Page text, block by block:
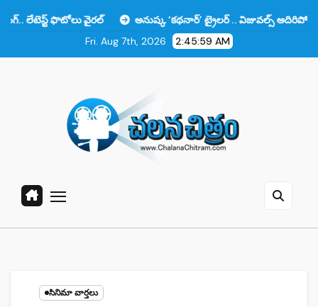
ఫొటోలు వైరల్
అనుష్క ‘కథనార్’ ట్రైలర్ .. విజువల్స్ అదిరిపోయాయి కానీ
Fri. Aug 7th, 2026
2:45:59 AM
సినిమా వార్తలు